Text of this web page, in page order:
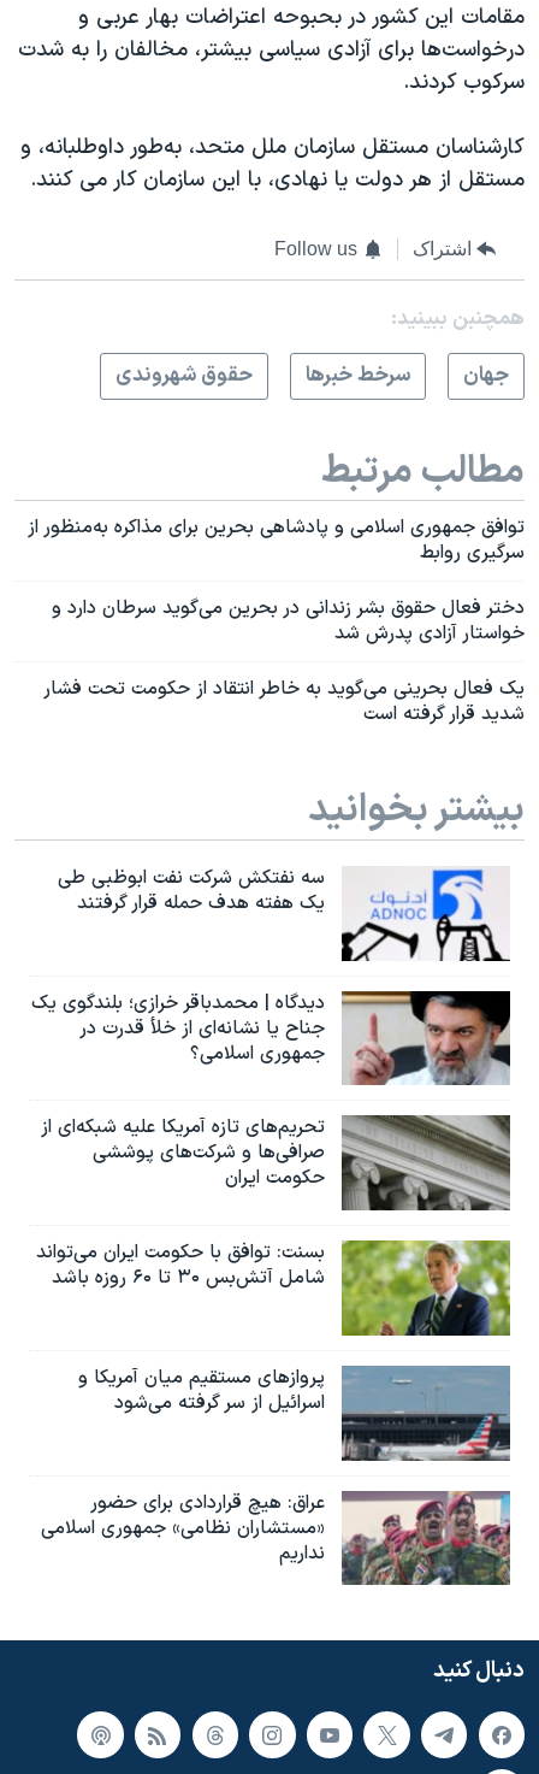
مقامات این کشور در بحبوحه اعتراضات بهار عربی و
درخواست‌ها برای آزادی سیاسی بیشتر، مخالفان را به شدت
سرکوب کردند.
کارشناسان مستقل سازمان ملل متحد، به‌طور داوطلبانه، و
مستقل از هر دولت یا نهادی، با این سازمان کار می کنند.
اشتراک Follow us
همچنبن ببینید:
جهان
سرخط خبرها حقوق شهروندی
مطالب مرتبط
توافق جمهوری اسلامی و پادشاهی بحرین برای مذاکره به‌منظور از
سرگیری روابط
دختر فعال حقوق‌ بشر زندانی در بحرین می‌گوید سرطان دارد و
خواستار آزادی پدرش شد
یک فعال بحرینی می‌گوید به خاطر انتقاد از حکومت تحت فشار
شدید قرار گرفته است
بیشتر بخوانید
سه نفتکش شرکت نفت ابوظبی طی
یک هفته هدف حمله قرار گرفتند
دیدگاه | محمدباقر خرازی؛ بلندگوی یک
جناح یا نشانه‌ای از خلأ قدرت در
جمهوری اسلامی؟
تحریم‌های تازه آمریکا علیه شبکه‌ای از
صرافی‌ها و شرکت‌های پوششی
حکومت ایران
بسنت: توافق با حکومت ایران می‌تواند
شامل آتش‌بس ۳۰ تا ۶۰ روزه باشد
پروازهای مستقیم میان آمریکا و
اسرائیل از سر گرفته می‌شود
عراق: هیچ قراردادی برای حضور
«مستشاران نظامی» جمهوری اسلامی
نداریم
دنبال کنید